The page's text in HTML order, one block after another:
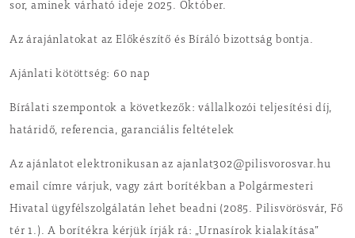
sor, aminek várható ideje 2025. Október.
Az árajánlatokat az Előkészítő és Bíráló bizottság bontja.
Ajánlati kötöttség: 60 nap
Bírálati szempontok a következők: vállalkozói teljesítési díj,
határidő, referencia, garanciális feltételek
Az ajánlatot elektronikusan az ajanlat302@pilisvorosvar.hu
email címre várjuk, vagy zárt borítékban a Polgármesteri
Hivatal ügyfélszolgálatán lehet beadni (2085. Pilisvörösvár, Fő
tér 1.). A borítékra kérjük írják rá: „Urnasírok kialakítása”